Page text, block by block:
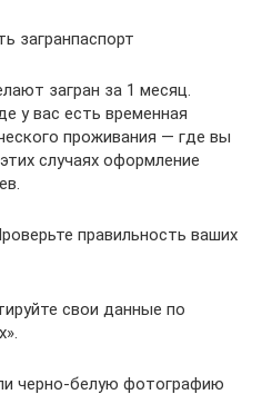
загранпаспорт
загран за 1 месяц.
у вас есть временная
проживания — где вы
случаях оформление
правильность ваших
свои данные по
черно-белую фотографию